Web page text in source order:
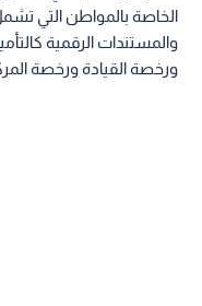
الخاصة بالمواطن التي
والمستندات الرقمية
ورخصة القيادة ورخصة